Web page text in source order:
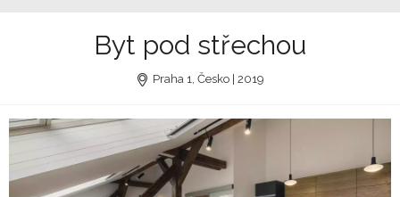
Byt pod střechou
Praha 1, Česko | 2019